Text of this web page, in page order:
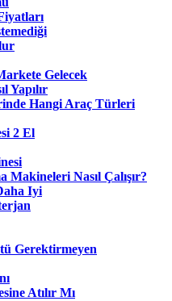
Gelecek
Yapılır
Hangi Araç Türleri
2 El
Makineleri Nasıl Çalışır?
Iyi
Gerektirmeyen
Atılır Mı